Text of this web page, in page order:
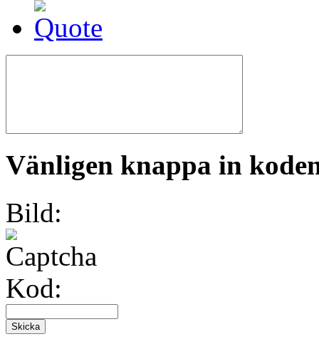
Vänligen knappa in
Bild:
Kod: